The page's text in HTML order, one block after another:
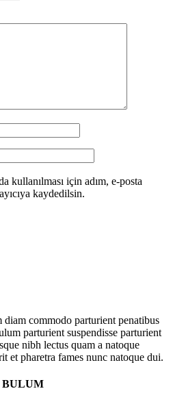
kullanılması için adım, e-posta
kaydedilsin.
commodo parturient penatibus
parturient suspendisse parturient
nibh lectus quam a natoque
et pharetra fames nunc natoque dui.
BULUM